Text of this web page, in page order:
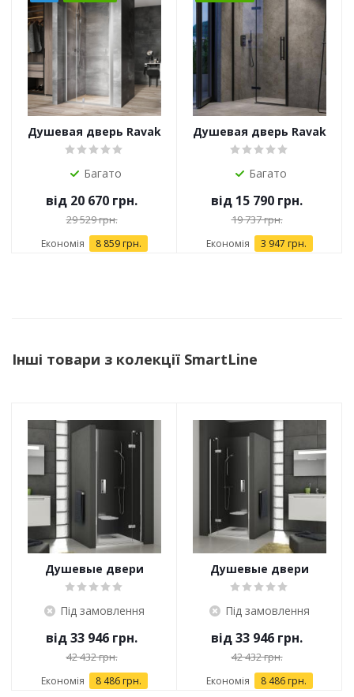
Душевая дверь Ravak
NDOP 2
Багато
від 20 670 грн.
29 529 грн.
Економія 8 859 грн.
Душевая дверь Ravak
COSD2
Багато
від 15 790 грн.
19 737 грн.
Економія 3 947 грн.
Інші товари з колекції SmartLine
Душевые двери
Ravak SmartLine 120
хром+transparent
Під замовлення
від33 946 грн.
42 432 грн.
Економія 8 486 грн.
Душевые двери
Ravak SmartLine 120
хром+transparent
Під замовлення
від33 946 грн.
42 432 грн.
Економія 8 486 грн.